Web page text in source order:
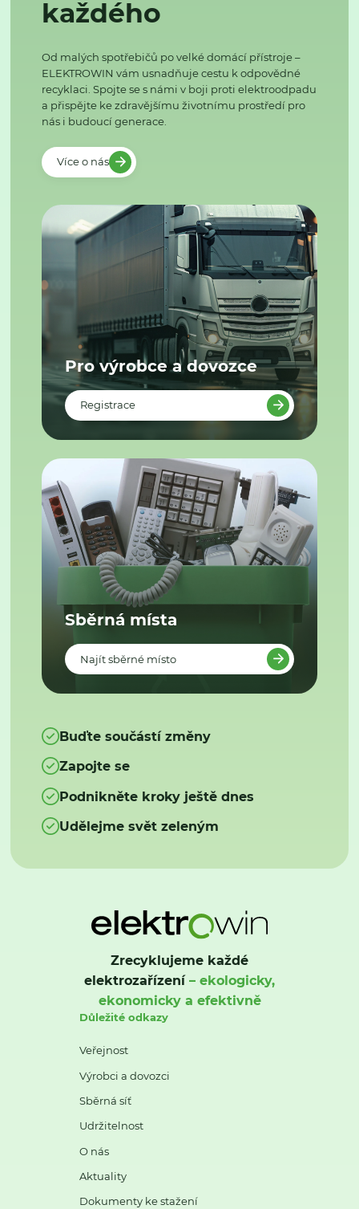
každého
Od malých spotřebičů po velké domácí přístroje –
ELEKTROWIN vám usnadňuje cestu k odpovědné
recyklaci. Spojte se s námi v boji proti elektroodpadu
a přispějte ke zdravějšímu životnímu prostředí pro
nás i budoucí generace.
Více o nás
Pro výrobce a dovozce
Registrace
Sběrná místa
Najít sběrné místo
Buďte součástí změny
Zapojte se
Podnikněte kroky ještě dnes
Udělejme svět zeleným
Zrecyklujeme každé
elektrozařízení– ekologicky,
ekonomicky a efektivně
Důležité odkazy
Veřejnost
Výrobci a dovozci
Sběrná síť
Udržitelnost
O nás
Aktuality
Dokumenty ke stažení